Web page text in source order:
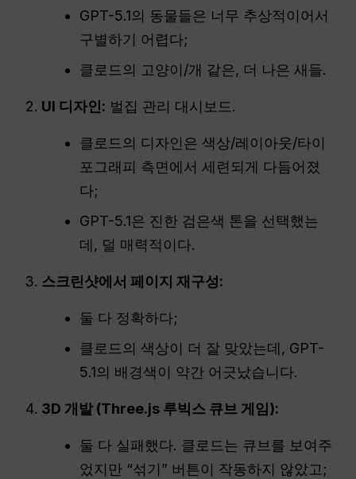
GPT-5.1의 동물들은 너무 추상적이어서
구별하기 어렵다;
클로드의 고양이/개 같은, 더 나은 새들.
UI 디자인: 벌집 관리 대시보드.
클로드의 디자인은 색상/레이아웃/타이
포그래피 측면에서 세련되게 다듬어졌
다;
GPT-5.1은 진한 검은색 톤을 선택했는
데, 덜 매력적이다.
스크린샷에서 페이지 재구성:
둘 다 정확하다;
클로드의 색상이 더 잘 맞았는데, GPT-
5.1의 배경색이 약간 어긋났습니다.
3D 개발 (Three.js 루빅스 큐브 게임):
둘 다 실패했다. 클로드는 큐브를 보여주
었지만 “섞기” 버튼이 작동하지 않았고;